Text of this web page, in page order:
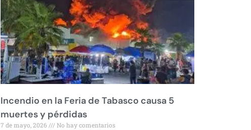
Incendio en la Feria de Tabasco causa 5
muertes y pérdidas
7 de mayo, 2026 No hay comentarios